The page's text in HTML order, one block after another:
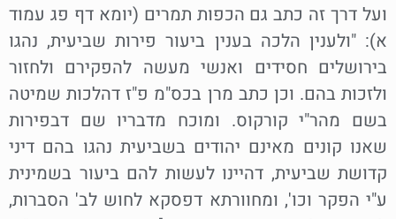
ועל דרך זה כתב גם הכפות תמרים (יומא דף פג עמוד
א): "ולענין הלכה בענין ביעור פירות שביעית, נהגו
בירושלים חסידים ואנשי מעשה להפקירם ולחזור
ולזכות בהם. וכן כתב מרן בכס"מ פ"ז דהלכות שמיטה
בשם מהר"י קורקוס. ומוכח מדבריו שם דבפירות
שאנו קונים מאינם יהודים בשביעית נהגו בהם דיני
קדושת שביעית, דהיינו לעשות להם ביעור בשמינית
ע"י הפקר וכו', ומחוורתא דפסקא לחוש לב' הסברות,